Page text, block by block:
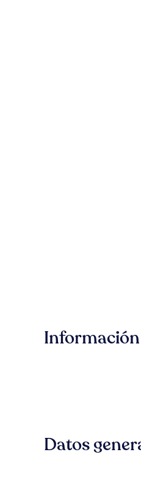
Datos